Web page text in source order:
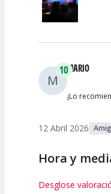
M
10MARIO
¡Lo
12 Abril 2026
Hora y
Desglose